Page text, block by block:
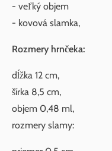
- veľký objem
- kovová slamka,
Rozmery hrnčeka:
dĺžka 12 cm,
šírka 8,5 cm,
objem 0,48 ml,
rozmery slamy: